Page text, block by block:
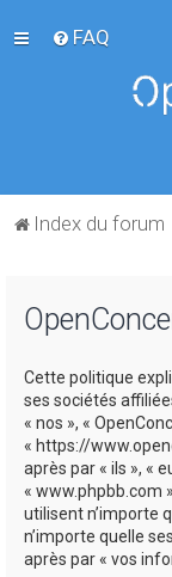
FAQ
Index du forum
Cette politique
ses sociétés
« nos », «
« https://
après par « ils », «
« www.phpbb.com
utilisent n’importe
n’importe quelle
après par « vos